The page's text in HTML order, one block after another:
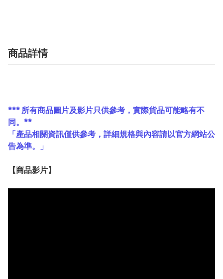
商品詳情
*** 所有商品圖片及影片只供參考，實際貨品可能略有不
同。**
「產品相關資訊僅供參考，詳細規格與內容請以官方網站公
告為準。」
【商品影片】